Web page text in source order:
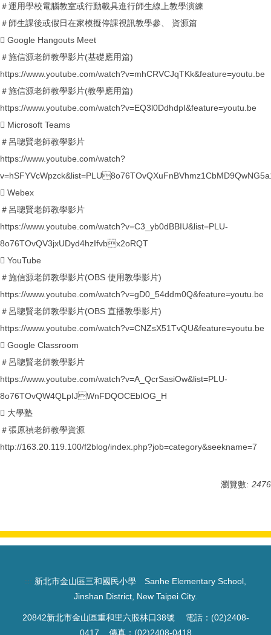
＃運用學校電腦教室或行動載具進行師生線上教學演練
＃師生課後或假日在家模擬停課視訊教學參、 資源篇
 Google Hangouts Meet
＃施信源老師教學影片(基礎應用篇)
https://www.youtube.com/watch?v=mhCRVCJqTKk&feature=youtu.be
＃施信源老師教學影片(教學應用篇)
https://www.youtube.com/watch?v=EQ3l0DdhdpI&feature=youtu.be
 Microsoft Teams
＃呂聰賢老師教學影片
https://www.youtube.com/watch?
 Webex
＃呂聰賢老師教學影片
https://www.youtube.com/watch?v=C3_yb0dBBIU&list=PLU-
8o76TOvQV3jxUDyd4hzIfvbx2oRQT
 YouTube
＃施信源老師教學影片(OBS 使用教學影片)
https://www.youtube.com/watch?v=gD0_54ddm0Q&feature=youtu.be
＃呂聰賢老師教學影片(OBS 直播教學影片)
https://www.youtube.com/watch?v=CNZsX51TvQU&feature=youtu.be
 Google Classroom
＃呂聰賢老師教學影片
https://www.youtube.com/watch?v=A_QcrSasiOw&list=PLU-
8o76TOvQW4QLpIJWnFDQOCEbIOG_H
 大學塾
＃張原禎老師教學資源
http://163.20.119.100/f2blog/index.php?job=category&seekname=7
瀏覽數: 2476
::: 新北市金山區三和國民小學 Sanhe Elementary School,
Jinshan District, New Taipei City.
20842新北市金山區重和里六股林口38號 電話：(02)2408-
0417 傳真：(02)2408-0418